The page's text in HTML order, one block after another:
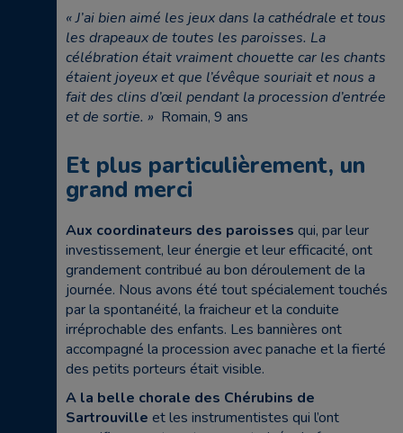
« J’ai bien aimé les jeux dans la cathédrale et tous
les drapeaux de toutes les paroisses. La
célébration était vraiment chouette car les chants
étaient joyeux et que l’évêque souriait et nous a
fait des clins d’œil pendant la procession d’entrée
et de sortie. » Romain, 9 ans
Et plus particulièrement, un
grand merci
Aux coordinateurs des paroisses qui, par leur
investissement, leur énergie et leur efficacité, ont
grandement contribué au bon déroulement de la
journée. Nous avons été tout spécialement touchés
par la spontanéité, la fraicheur et la conduite
irréprochable des enfants. Les bannières ont
accompagné la procession avec panache et la fierté
des petits porteurs était visible.
A la belle chorale des Chérubins de
Sartrouville et les instrumentistes qui l’ont